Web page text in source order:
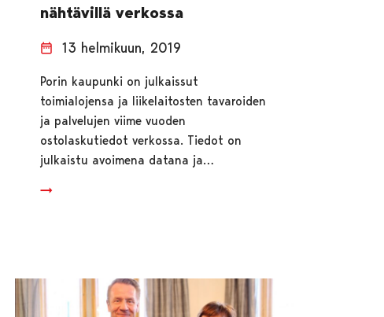
nähtävillä verkossa
13 helmikuun, 2019
Porin kaupunki on julkaissut
toimialojensa ja liikelaitosten tavaroiden
ja palvelujen viime vuoden
ostolaskutiedot verkossa. Tiedot on
julkaistu avoimena datana ja…